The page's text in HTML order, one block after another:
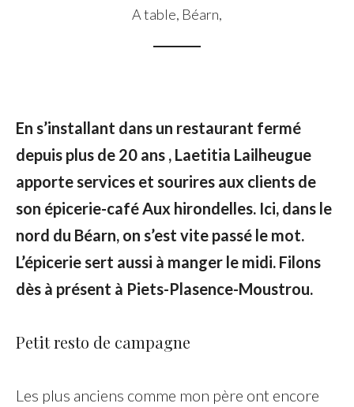
A table, Béarn,
En s’installant dans un restaurant fermé
depuis plus de 20 ans , Laetitia Lailheugue
apporte services et sourires aux clients de
son épicerie-café Aux hirondelles. Ici, dans le
nord du Béarn, on s’est vite passé le mot.
L’épicerie sert aussi à manger le midi. Filons
dès à présent à Piets-Plasence-Moustrou.
Petit resto de campagne
Les plus anciens comme mon père ont encore